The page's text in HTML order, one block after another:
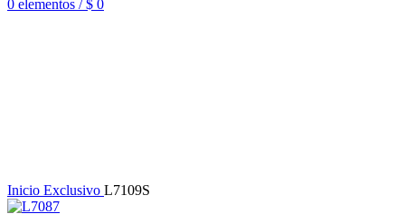
0 elementos / $ 0
Inicio Exclusivo L7109S